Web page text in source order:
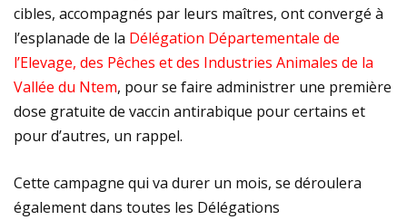
cibles, accompagnés par leurs maîtres, ont convergé à
l’esplanade de la Délégation Départementale de
l’Elevage, des Pêches et des Industries Animales de la
Vallée du Ntem, pour se faire administrer une première
dose gratuite de vaccin antirabique pour certains et
pour d’autres, un rappel.
Cette campagne qui va durer un mois, se déroulera
également dans toutes les Délégations